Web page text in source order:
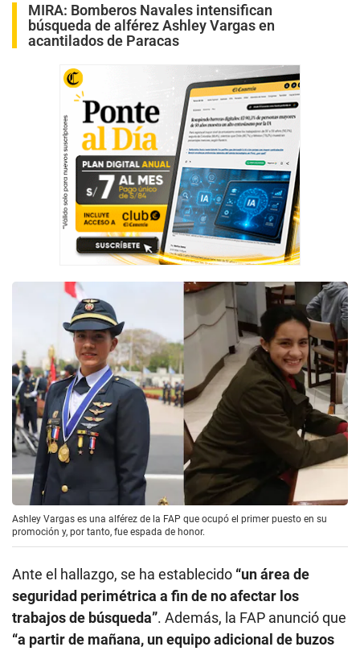
MIRA: Bomberos Navales intensifican
búsqueda de alférez Ashley Vargas en
acantilados de Paracas
Ashley Vargas es una alférez de la FAP que ocupó el primer puesto en su
promoción y, por tanto, fue espada de honor.
Ante el hallazgo, se ha establecido “un área de
seguridad perimétrica a fin de no afectar los
trabajos de búsqueda”. Además, la FAP anunció que
“a partir de mañana, un equipo adicional de buzos